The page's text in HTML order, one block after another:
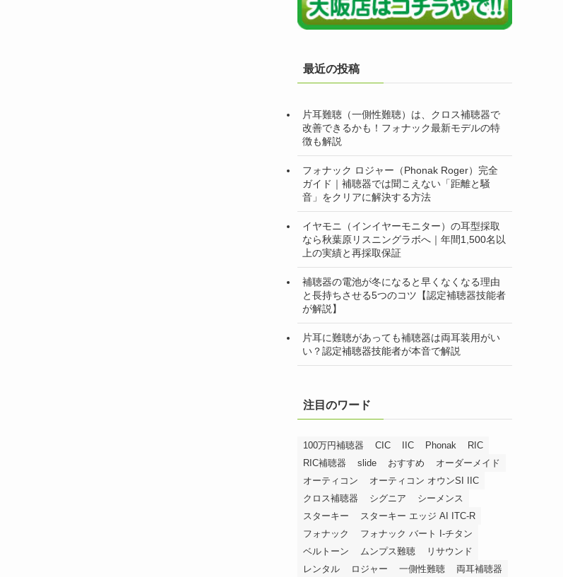
最近の投稿
片耳難聴（一側性難聴）は、クロス補聴器で
改善できるかも！フォナック最新モデルの特
徴も解説
フォナック ロジャー（Phonak Roger）完全
ガイド｜補聴器では聞こえない「距離と騒
音」をクリアに解決する方法
イヤモニ（インイヤーモニター）の耳型採取
なら秋葉原リスニングラボへ｜年間1,500名以
上の実績と再採取保証
補聴器の電池が冬になると早くなくなる理由
と長持ちさせる5つのコツ【認定補聴器技能者
が解説】
片耳に難聴があっても補聴器は両耳装用がい
い？認定補聴器技能者が本音で解説
注目のワード
100万円補聴器 CIC IIC Phonak
RIC
RIC補聴器
slide おすすめ
オーダーメイド
オーティコン
オーティコン オウンSI IIC
クロス補聴器
シグニア
シーメンス
スターキー
スターキー エッジ AI ITC-R
フォナック
フォナック バート I-チタン
ベルトーン
ムンプス難聴
リサウンド
レンタル
ロジャー 一側性難聴 両耳補聴器